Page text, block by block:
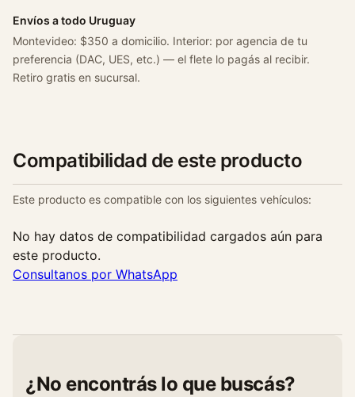
o
c
a
n
a
d
Envíos a todo Uruguay
Montevideo: $350 a domicilio. Interior: por agencia de tu
preferencia (DAC, UES, etc.) — el flete lo pagás al recibir.
Retiro gratis en sucursal.
Compatibilidad de este producto
Este producto es compatible con los siguientes vehículos:
No hay datos de compatibilidad cargados aún para
este producto.
Consultanos por WhatsApp
¿No encontrás lo que buscás?